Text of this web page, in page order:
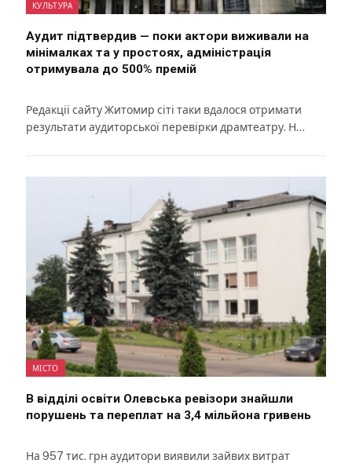
КУЛЬТУРА
Аудит підтвердив — поки актори виживали на
мінімалках та у простоях, адміністрація
отримувала до 500% премій
Редакції сайту Житомир сіті таки вдалося отримати
результати аудиторської перевірки драмтеатру. Н…
МІСТО
В відділі освіти Олевська ревізори знайшли
порушень та переплат на 3,4 мільйона гривень
На 957 тис. грн аудитори виявили зайвих витрат